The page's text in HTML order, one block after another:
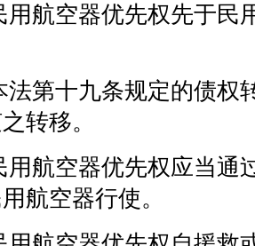
用航空器优先权先于民
法第十九条规定的债权
转移。
用航空器优先权应当通
航空器行使。